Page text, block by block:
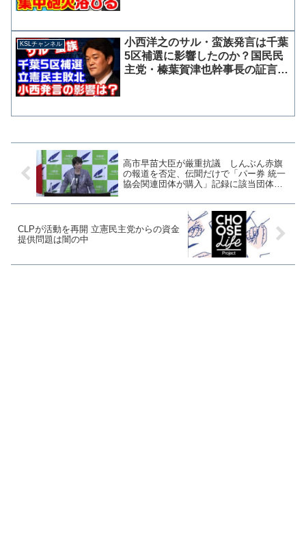
KSLチャンネル
小西洋之のサル・蛮族発言は千葉
5区補選に影響したのか？国民民
主党・榛葉賀津也幹事長の証言か
高市早苗大臣が厳重抗議 しんぶん赤旗
の報道を否定、伝聞だけで「パー券 統一
協会関連団体が購入」記録に該当団体無
CLPが活動を再開 立憲民主党からの資金
提供問題は闇の中